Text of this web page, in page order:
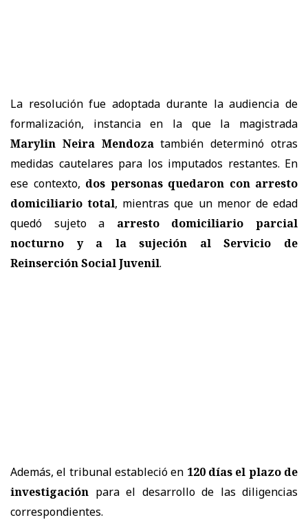
La resolución fue adoptada durante la audiencia de
formalización, instancia en la que la magistrada
Marylin Neira Mendozatambién determinó otras
medidas cautelares para los imputados restantes. En
ese contexto, dos personas quedaron con arresto
domiciliario total, mientras que un menor de edad
quedó sujeto a arresto domiciliario parcial
nocturno y a la sujeción al Servicio de
Reinserción Social Juvenil.
Además, el tribunal estableció en 120 días el plazo de
investigación para el desarrollo de las diligencias
correspondientes.